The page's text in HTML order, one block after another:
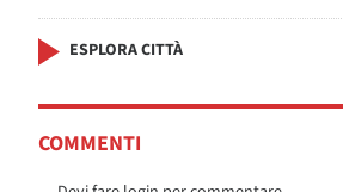
ESPLORA CITTÀ
COMMENTI